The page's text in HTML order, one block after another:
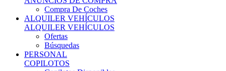
Compra De Coches
ALQUILER VEHÍCULOS
ALQUILER VEHÍCULOS
Ofertas
Búsquedas
PERSONAL
COPILOTOS